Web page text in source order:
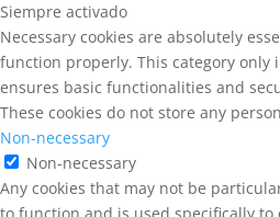
Siempre activado
Necessary cookies are absolutely
function properly. This category only
ensures basic functionalities and
These cookies do not store any
Non-necessary
Non-necessary
Any cookies that may not be